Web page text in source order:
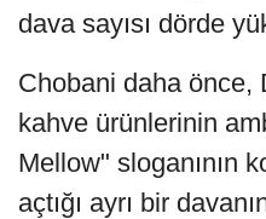
dava sayısı dörde
Chobani daha önce,
kahve ürünlerinin
Mellow" sloganının
açtığı ayrı bir